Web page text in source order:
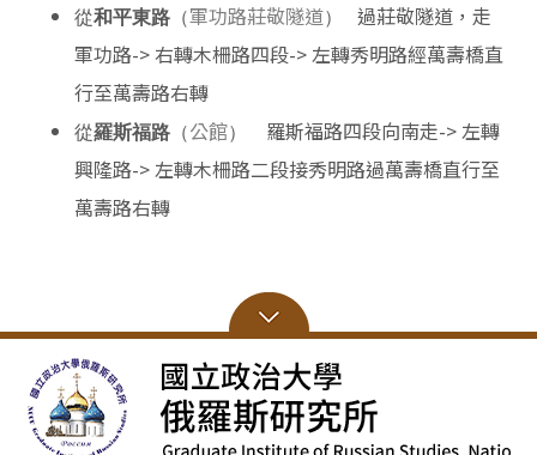
從和平東路 （軍功路莊敬隧道）
過莊敬隧道，走
軍功路-> 右轉木柵路四段-> 左轉秀明路經萬壽橋直
行至萬壽路右轉
從羅斯福路 （ 公館）
羅斯福路四段向南走-> 左轉
興隆路-> 左轉木柵路二段接秀明路過萬壽橋直行至
萬壽路右轉